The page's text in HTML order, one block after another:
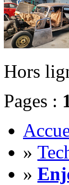
Hors
Pages :
»
»